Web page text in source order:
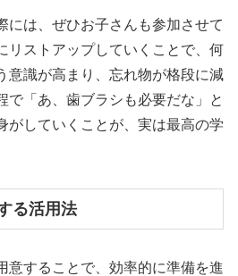
には、ぜひお子さんも参加させて
リストアップしていくことで、何
意識が高まり、忘れ物が格段に減
で「あ、歯ブラシも必要だな」と
がしていくことが、実は最高の学
る活用法
意することで、効率的に準備を進